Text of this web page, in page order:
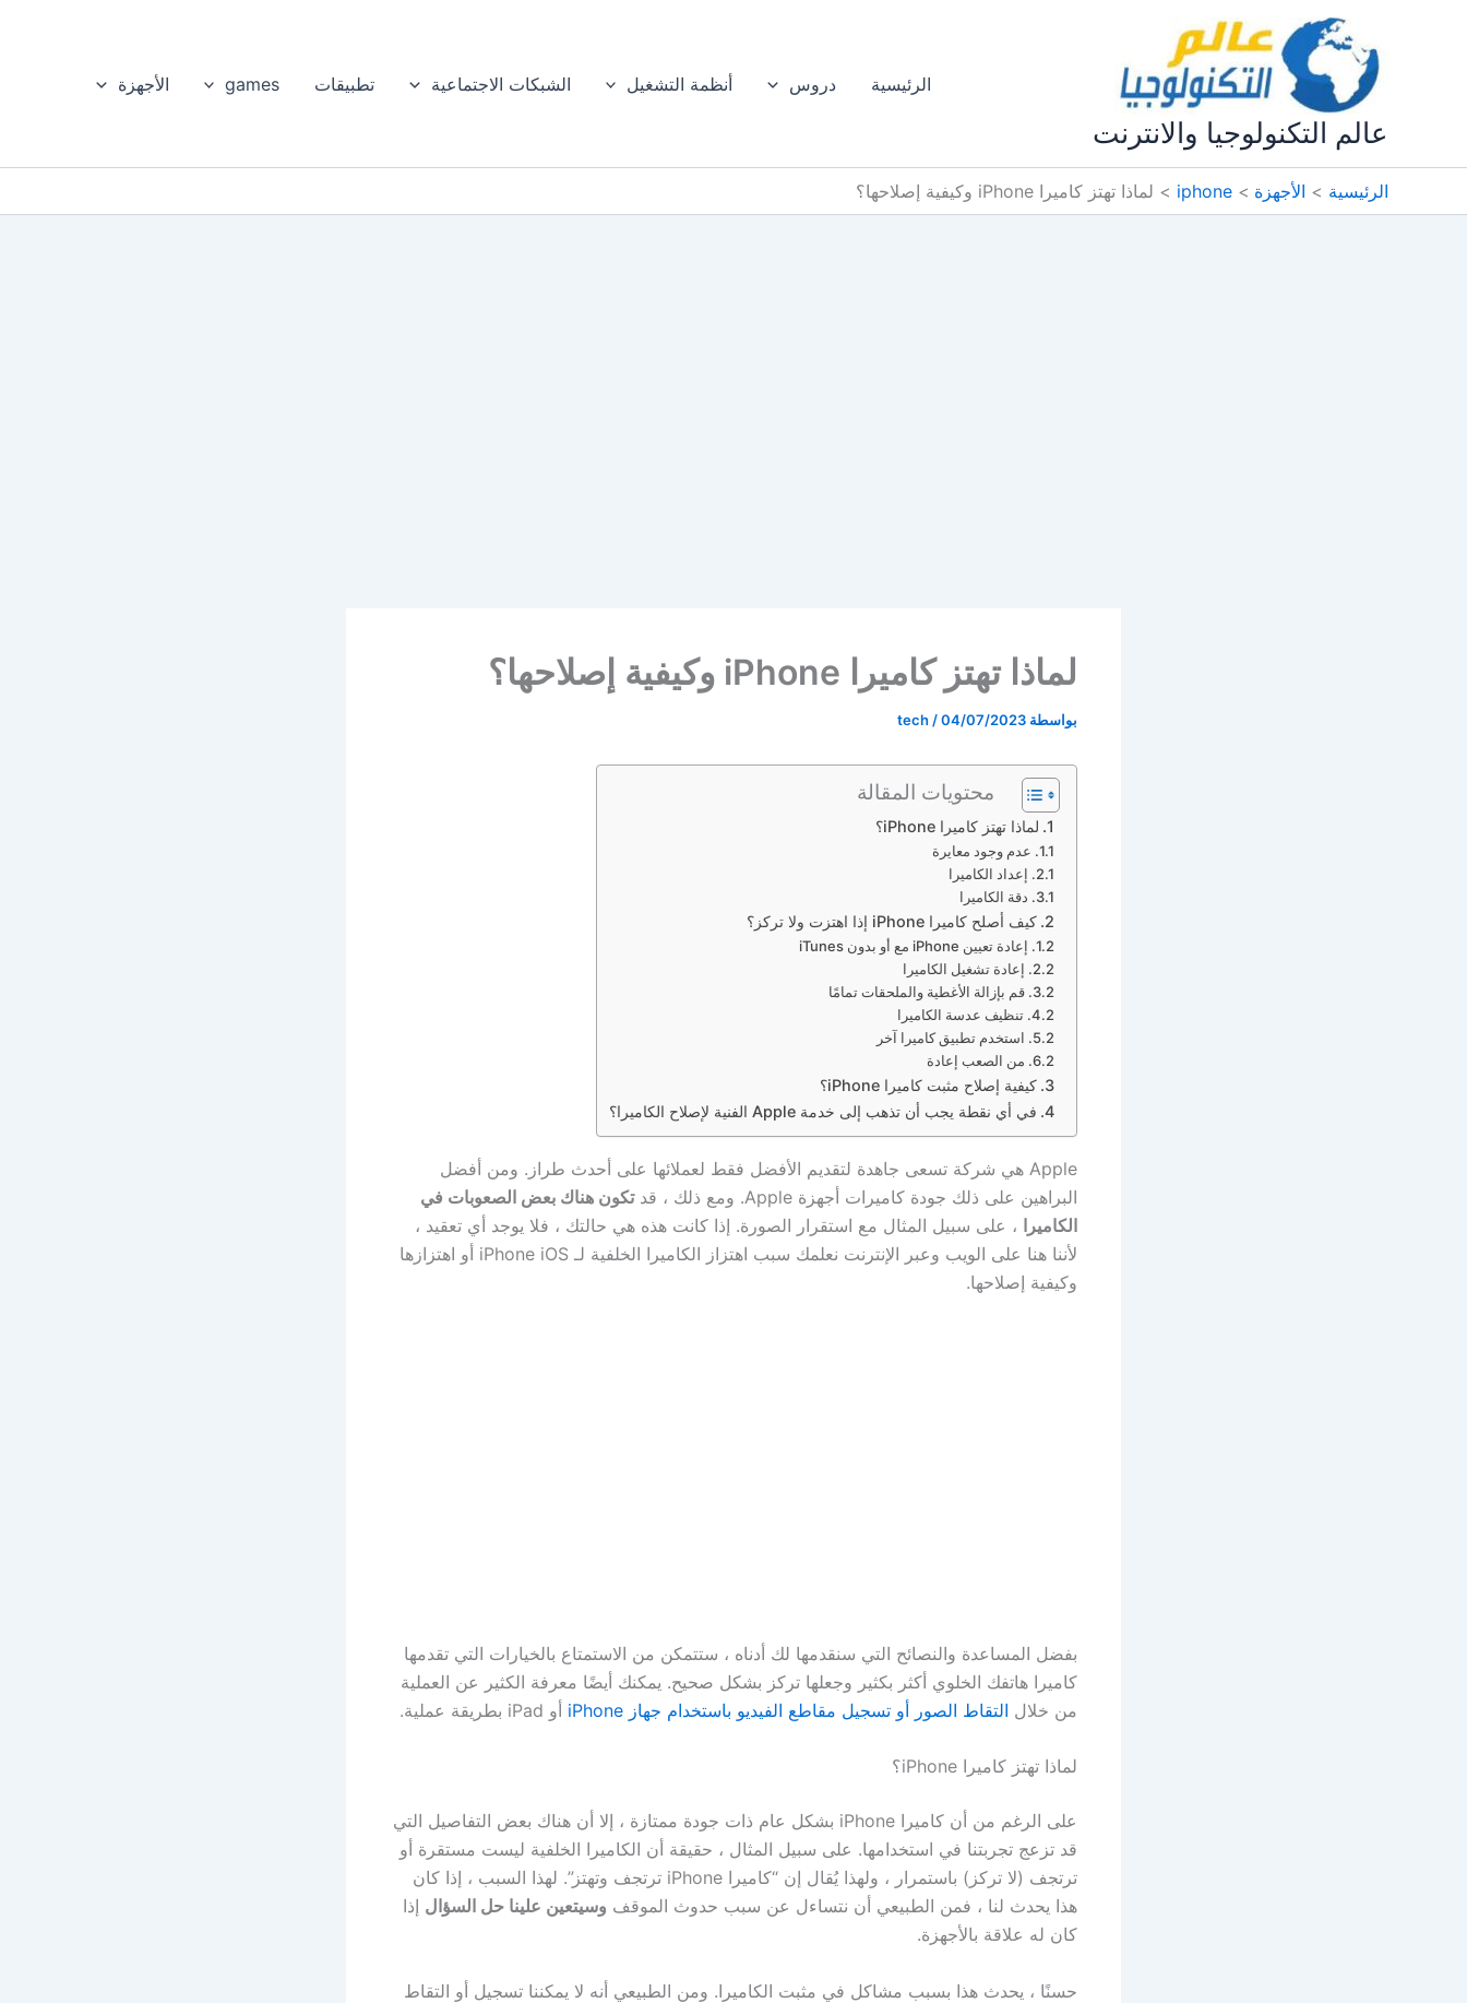
عالم التكنولوجيا والانترنت
الرئيسية دروس أنظمة التشغيل الشبكات الاجتماعية تطبيقات games الأجهزة
الرئيسية الأجهزة iphone لماذا تهتز كاميرا iPhone وكيفية إصلاحها؟
لماذا تهتز كاميرا iPhone وكيفية إصلاحها؟
بواسطة tech /04/07/2023
محتويات المقالة
لماذا تهتز كاميرا iPhone؟
عدم وجود معايرة
إعداد الكاميرا
دقة الكاميرا
كيف أصلح كاميرا iPhone إذا اهتزت ولا تركز؟
إعادة تعيين iPhone مع أو بدون iTunes
إعادة تشغيل الكاميرا
قم بإزالة الأغطية والملحقات تمامًا
تنظيف عدسة الكاميرا
استخدم تطبيق كاميرا آخر
من الصعب إعادة
كيفية إصلاح مثبت كاميرا iPhone؟
في أي نقطة يجب أن تذهب إلى خدمة Apple الفنية لإصلاح الكاميرا؟
Apple هي شركة تسعى جاهدة لتقديم الأفضل فقط لعملائها على أحدث طراز. ومن أفضل
البراهين على ذلك جودة كاميرات أجهزة Apple. ومع ذلك ، قد
تكون هناك بعض الصعوبات في
الكاميرا
، على سبيل المثال مع استقرار الصورة. إذا كانت هذه هي حالتك ، فلا يوجد أي تعقيد ،
لأننا هنا على الويب وعبر الإنترنت نعلمك سبب اهتزاز الكاميرا الخلفية لـ iPhone iOS أو اهتزازها
وكيفية إصلاحها.
بفضل المساعدة والنصائح التي سنقدمها لك أدناه ، ستتمكن من الاستمتاع بالخيارات التي تقدمها
كاميرا هاتفك الخلوي أكثر بكثير وجعلها تركز بشكل صحيح. يمكنك أيضًا معرفة الكثير عن العملية
من خلال التقاط الصور أو تسجيل مقاطع الفيديو باستخدام جهاز iPhone أو iPad بطريقة عملية.
لماذا تهتز كاميرا iPhone؟
على الرغم من أن كاميرا iPhone بشكل عام ذات جودة ممتازة ، إلا أن هناك بعض التفاصيل التي
قد تزعج تجربتنا في استخدامها. على سبيل المثال ، حقيقة أن الكاميرا الخلفية ليست مستقرة أو
ترتجف (لا تركز) باستمرار ، ولهذا يُقال إن “كاميرا iPhone ترتجف وتهتز”. لهذا السبب ، إذا كان
هذا يحدث لنا ، فمن الطبيعي أن نتساءل عن سبب حدوث الموقف وسيتعين علينا حل السؤال إذا
كان له علاقة بالأجهزة.
حسنًا ، يحدث هذا بسبب مشاكل في مثبت الكاميرا. ومن الطبيعي أنه لا يمكننا تسجيل أو التقاط